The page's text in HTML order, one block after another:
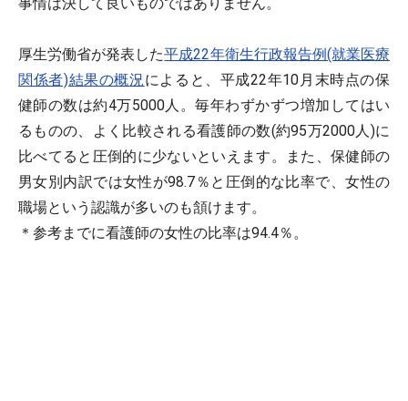
厚生労働省が発表した平成22年衛生行政報告例(就業医療
関係者)結果の概況によると、平成22年10月末時点の保
健師の数は約4万5000人。毎年わずかずつ増加してはい
るものの、よく比較される看護師の数(約95万2000人)に
比べてると圧倒的に少ないといえます。また、保健師の
男女別内訳では女性が98.7％と圧倒的な比率で、女性の
職場という認識が多いのも頷けます。
＊参考までに看護師の女性の比率は94.4％。